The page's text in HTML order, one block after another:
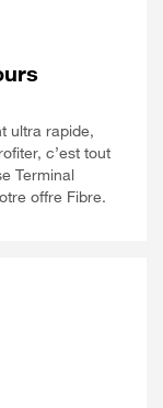
ultra rapide,
c’est tout
Terminal
offre Fibre.